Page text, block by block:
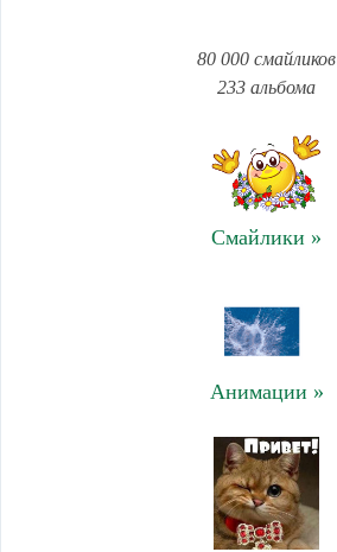
80 000 смайликов
233 альбома
Смайлики »
Анимации »